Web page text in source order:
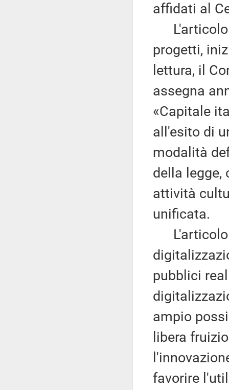
affidati al
L'articolo
progetti,
lettura, il
assegna
«Capitale
all'esito di
modalità
della legge,
attività
unificata.
L'articolo
pubblici
ampio
libera
favorire